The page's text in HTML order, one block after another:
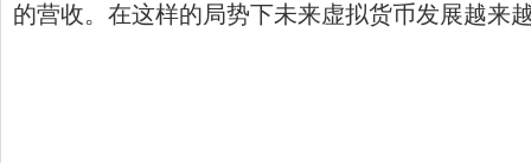
的营收。在这样的局势下未来虚拟货币发展越来